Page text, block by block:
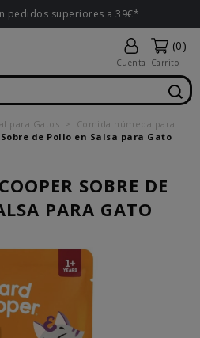
pedidos superiores a 39€*
Cuenta
(0)
Carrito
para Gatos
Comida húmeda para
de Pollo en Salsa para Gato
SOBRE DE
PARA GATO